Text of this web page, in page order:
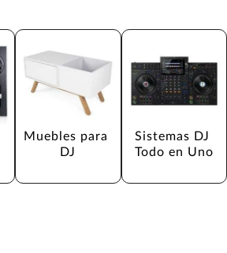
Muebles para
DJ
Sistemas DJ
Todo en Uno